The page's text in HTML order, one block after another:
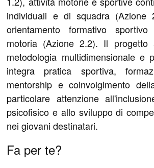
individuali e di squadra (Azione
orientamento formativo
motoria (Azione 2.2). Il
metodologia multidimensionale e
integra pratica sportiva,
mentorship e coinvolgimento
particolare attenzione
psicofisico e allo sviluppo di
nei giovani destinatari.
Fa per te?